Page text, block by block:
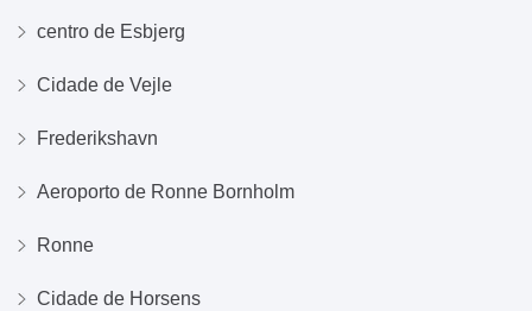
centro de Esbjerg
Cidade de Vejle
Frederikshavn
Aeroporto de Ronne Bornholm
Ronne
Cidade de Horsens